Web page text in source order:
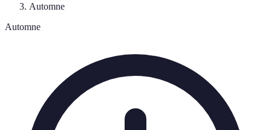
Automne
Automne